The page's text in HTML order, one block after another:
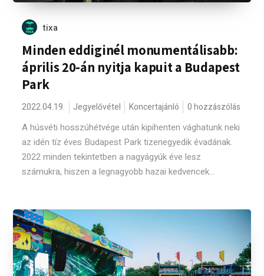
tixa
Minden eddiginél monumentálisabb:
április 20-án nyitja kapuit a Budapest
Park
2022.04.19. Jegyelővétel Koncertajánló 0 hozzászólás
A húsvéti hosszúhétvége után kipihenten vághatunk neki
az idén tíz éves Budapest Park tizenegyedik évadának.
2022 minden tekintetben a nagyágyúk éve lesz
számukra, hiszen a legnagyobb hazai kedvencek...